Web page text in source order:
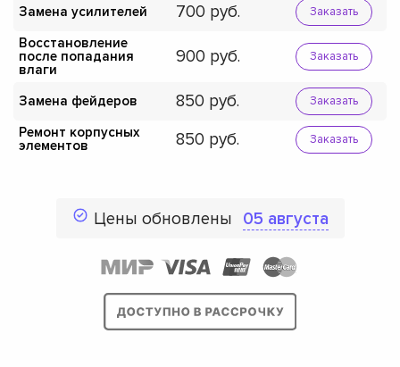
Замена усилителей 700 Заказать
Восстановление
после попадания
влаги
900 Заказать
Замена фейдеров 850 Заказать
Ремонт корпусных
элементов
850 Заказать
Цены обновлены 05 августа